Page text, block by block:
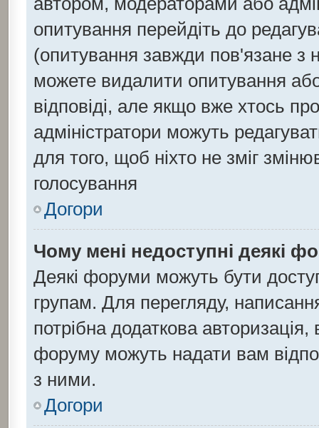
опитування перейдіть до
(опитування завжди пов'язане з
можете видалити опитування або
відповіді, але якщо вже хтось
адміністратори можуть
для того, щоб ніхто не зміг
голосування
Догори
Чому мені недоступні деякі
Деякі форуми можуть бути
групам. Для перегляду,
потрібна додаткова
форуму можуть надати вам
з ними.
Догори